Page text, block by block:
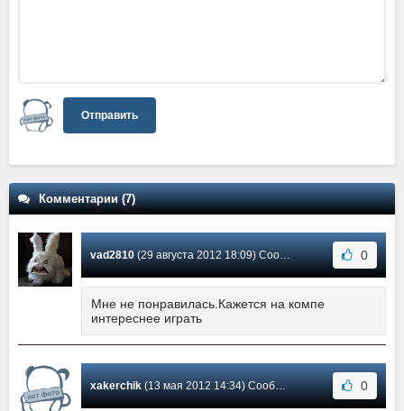
Отправить
Комментарии (7)
vad2810(29 августа 2012 18:09) Сообщение #7 0
Мне не понравилась.Кажется на компе
интереснее играть
xakerchik(13 мая 2012 14:34) Сообщение #6 0